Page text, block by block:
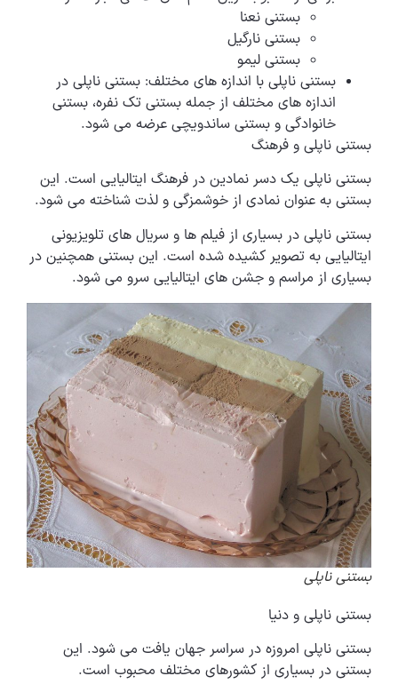
بستنی نعنا
بستنی نارگیل
بستنی لیمو
بستنی ناپلی با اندازه های مختلف: بستنی ناپلی در
اندازه های مختلف از جمله بستنی تک نفره، بستنی
خانوادگی و بستنی ساندویچی عرضه می شود.
بستنی ناپلی و فرهنگ
بستنی ناپلی یک دسر نمادین در فرهنگ ایتالیایی است. این
بستنی به عنوان نمادی از خوشمزگی و لذت شناخته می شود.
بستنی ناپلی در بسیاری از فیلم ها و سریال های تلویزیونی
ایتالیایی به تصویر کشیده شده است. این بستنی همچنین در
بسیاری از مراسم و جشن های ایتالیایی سرو می شود.
بستنی ناپلی
بستنی ناپلی و دنیا
بستنی ناپلی امروزه در سراسر جهان یافت می شود. این
بستنی در بسیاری از کشورهای مختلف محبوب است.